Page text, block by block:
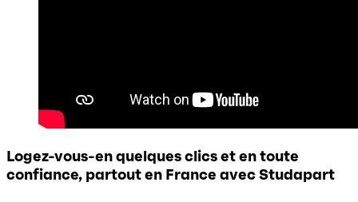
Logez-vous-en quelques clics et en toute
confiance, partout en France avec Studapart